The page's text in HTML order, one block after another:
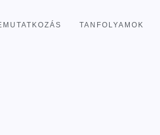
TANFOLYAMOK